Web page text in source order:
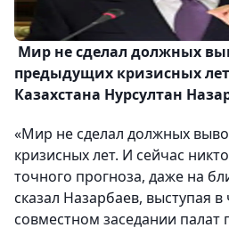
Мир не сделал должных
предыдущих кризисных
Казахстана Нурсултан
«Мир не сделал должных
кризисных лет. И сейчас
точного прогноза, даже на
сказал Назарбаев, выступая в
совместном заседании палат